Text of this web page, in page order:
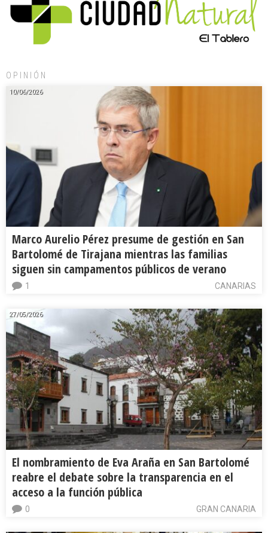
OPINIÓN
10/06/2026
Marco Aurelio Pérez presume de gestión en San
Bartolomé de Tirajana mientras las familias
siguen sin campamentos públicos de verano
CANARIAS
1
27/05/2026
El nombramiento de Eva Araña en San Bartolomé
reabre el debate sobre la transparencia en el
acceso a la función pública
GRAN CANARIA
0